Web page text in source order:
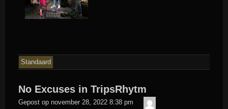
Standaard
No Excuses in TripsRhytm
Gepost op november 28, 2022 8:38 pm